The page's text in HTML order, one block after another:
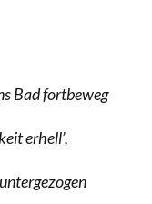
Bad fortbeweg
erhell’,